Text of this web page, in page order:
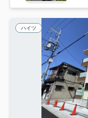
ハイツ